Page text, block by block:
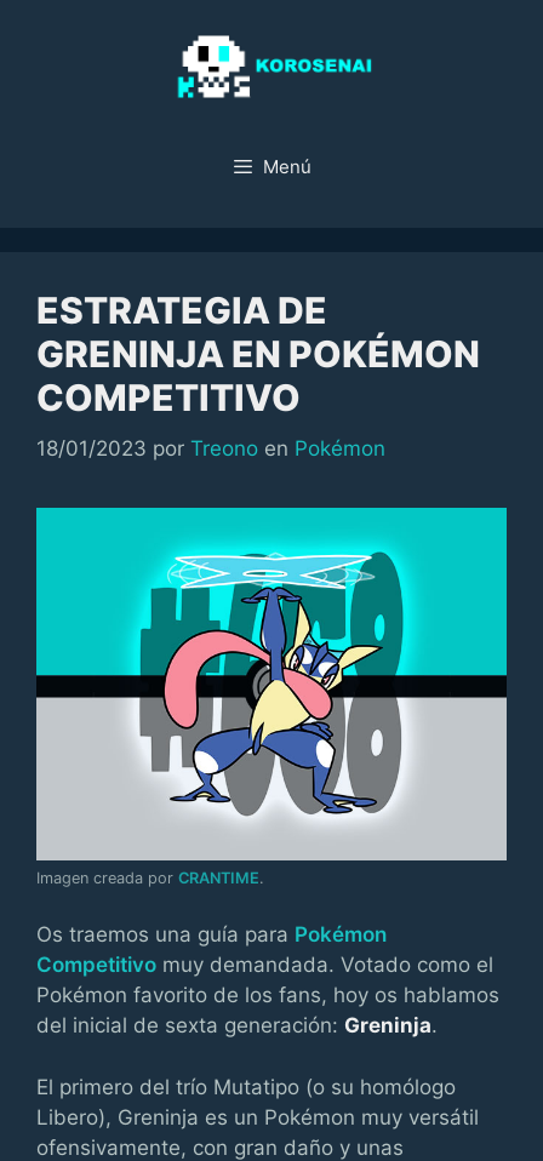
Menú
ESTRATEGIA DE
GRENINJA EN POKÉMON
COMPETITIVO
18/01/2023 por Treono en Categorías
Pokémon
Imagen creada por CRANTIME.
Os traemos una guía para Pokémon
Competitivo muy demandada. Votado como el
Pokémon favorito de los fans, hoy os hablamos
del inicial de sexta generación: Greninja.
El primero del trío Mutatipo (o su homólogo
Libero), Greninja es un Pokémon muy versátil
ofensivamente, con gran daño y unas